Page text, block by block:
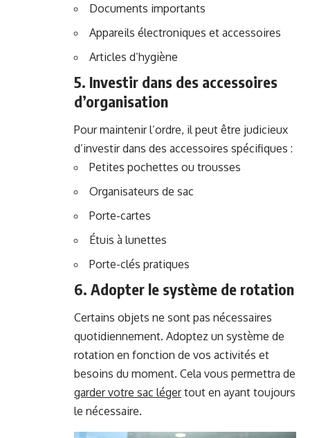
Documents importants
Appareils électroniques et accessoires
Articles d’hygiène
5. Investir dans des accessoires
d’organisation
Pour maintenir l’ordre, il peut être judicieux
d’investir dans des accessoires spécifiques :
Petites pochettes ou trousses
Organisateurs de sac
Porte-cartes
Étuis à lunettes
Porte-clés pratiques
6. Adopter le système de rotation
Certains objets ne sont pas nécessaires
quotidiennement. Adoptez un système de
rotation en fonction de vos activités et
besoins du moment. Cela vous permettra de
garder votre sac légertout en ayant toujours
le nécessaire.